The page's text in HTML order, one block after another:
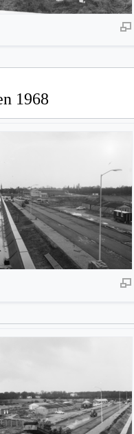
1968